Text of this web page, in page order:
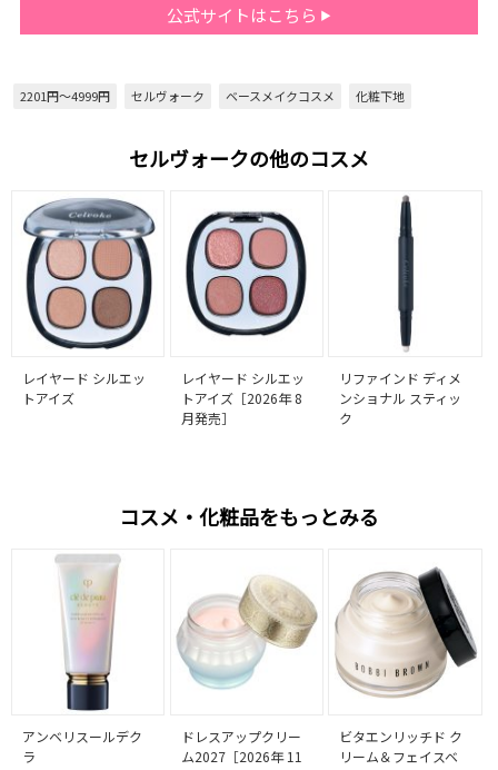
公式サイトはこちら
2201円～4999円 セルヴォーク ベースメイクコスメ 化粧下地
セルヴォークの他のコスメ
レイヤード シルエッ
トアイズ
レイヤード シルエッ
トアイズ［2026年 8
月発売］
リファインド ディメ
ンショナル スティッ
ク
コスメ・化粧品をもっとみる
アンベリスールデク
ラ
ドレスアップクリー
ム2027［2026年 11
ビタエンリッチド ク
リーム＆フェイスベ